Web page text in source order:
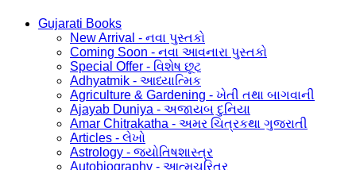
Gujarati Books
New Arrival - નવા પુસ્તકો
Coming Soon - નવા આવનારા પુસ્તકો
Special Offer - વિશેષ છૂટ
Adhyatmik - આધ્યાત્મિક
Agriculture & Gardening - ખેતી તથા બાગવાની
Ajayab Duniya - અજાયબ દુનિયા
Amar Chitrakatha - અમર ચિત્રકથા ગુજરાતી
Articles - લેખો
Astrology - જ્યોતિષશાસ્ત્ર
Autobiography - આત્મચરિત્ર